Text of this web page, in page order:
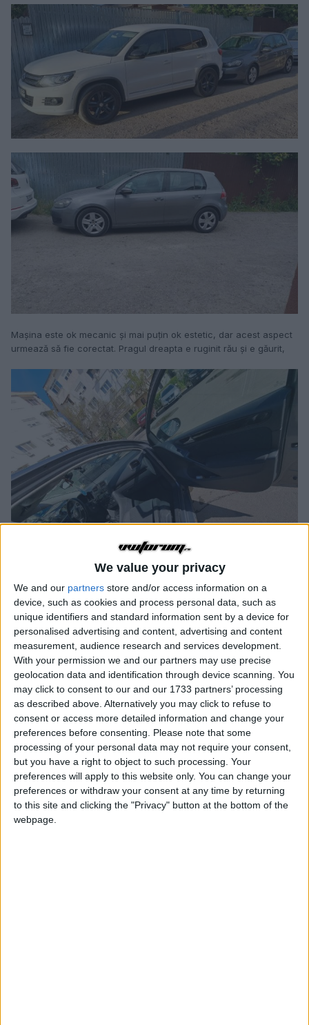
We value your privacy
We and our partners store and/or access information on a
device, such as cookies and process personal data, such as
unique identifiers and standard information sent by a device for
personalised advertising and content, advertising and content
measurement, audience research and services development.
With your permission we and our partners may use precise
geolocation data and identification through device scanning. You
may click to consent to our and our 1733 partners’ processing
as described above. Alternatively you may click to refuse to
consent or access more detailed information and change your
preferences before consenting.
Please note that some
processing of your personal data may not require your consent,
but you have a right to object to such processing. Your
preferences will apply to this website only. You can change your
preferences or withdraw your consent at any time by returning
to this site and clicking the "Privacy" button at the bottom of the
webpage.
Mașina este ok mecanic și mai puțin ok estetic, dar acest aspect
urmează să fie corectat. Pragul dreapta e ruginit rău și e găurit,
urmează a fi inlocuit. Aștept să-mi dea ok-ul de la service să o
duc. În afară de prag, mai sunt și alte elemente de vopsit,
întrucât, după cum bine mă știți, păsăricile au început să
ciripeasca.